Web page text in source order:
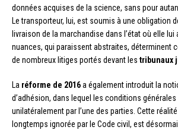
données acquises de la science, sans pour
Le transporteur, lui, est soumis à une obligation
livraison de la marchandise dans l’état où elle lui
nuances, qui paraissent abstraites, déterminent
de nombreux litiges portés devant les tribunaux
La réforme de 2016a également introduit la
d’adhésion, dans lequel les conditions
unilatéralement par l’une des parties. Cette
longtemps ignorée par le Code civil, est